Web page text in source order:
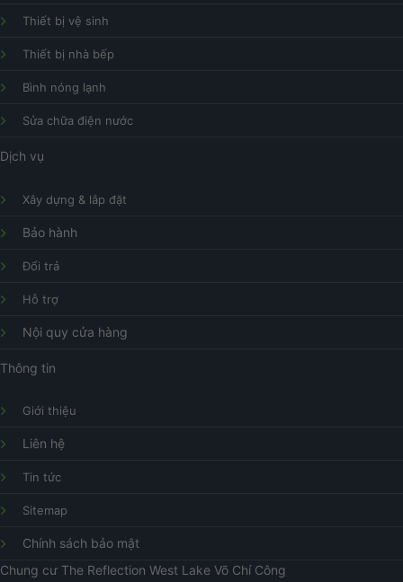
Thiết bị vệ sinh
Thiết bị nhà bếp
Bình nóng lạnh
Sửa chữa điện nước
Dịch vụ
Xây dựng & lắp đặt
Bảo hành
Đổi trả
Hỗ trợ
Nội quy cửa hàng
Thông tin
Giới thiệu
Liên hệ
Tin tức
Sitemap
Chính sách bảo mật
Chung cư The Reflection West Lake Võ Chí Công